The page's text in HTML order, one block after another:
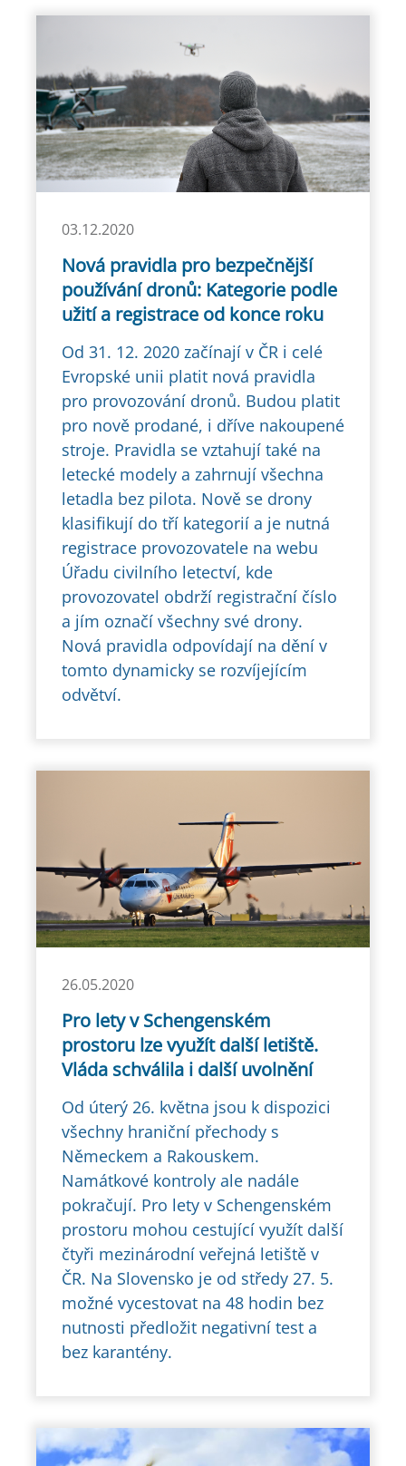
03.12.2020
Nová pravidla pro bezpečnější
používání dronů: Kategorie podle
užití a registrace od konce roku
Od 31. 12. 2020 začínají v ČR i celé
Evropské unii platit nová pravidla
pro provozování dronů. Budou platit
pro nově prodané, i dříve nakoupené
stroje. Pravidla se vztahují také na
letecké modely a zahrnují všechna
letadla bez pilota. Nově se drony
klasifikují do tří kategorií a je nutná
registrace provozovatele na webu
Úřadu civilního letectví, kde
provozovatel obdrží registrační číslo
a jím označí všechny své drony.
Nová pravidla odpovídají na dění v
tomto dynamicky se rozvíjejícím
odvětví.
26.05.2020
Pro lety v Schengenském
prostoru lze využít další letiště.
Vláda schválila i další uvolnění
Od úterý 26. května jsou k dispozici
všechny hraniční přechody s
Německem a Rakouskem.
Namátkové kontroly ale nadále
pokračují. Pro lety v Schengenském
prostoru mohou cestující využít další
čtyři mezinárodní veřejná letiště v
ČR. Na Slovensko je od středy 27. 5.
možné vycestovat na 48 hodin bez
nutnosti předložit negativní test a
bez karantény.